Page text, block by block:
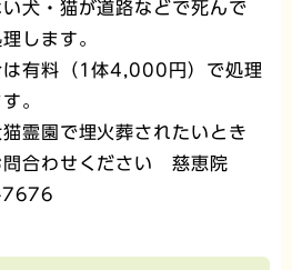
犬・猫が道路などで死んで
します。
は有料（1体4,000円）で処理
。
霊園で埋火葬されたいとき
問合わせください 慈恵院
7676